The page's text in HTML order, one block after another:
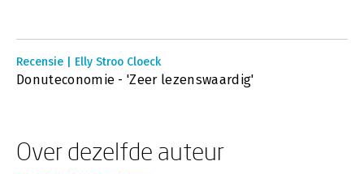
Recensie | Elly Stroo Cloeck
Donuteconomie - 'Zeer lezenswaardig'
Over dezelfde auteur